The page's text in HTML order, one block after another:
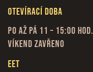
Otevírací doba
Po až Pá 11 – 15:00 hod.
Víkend zavřeno
EET